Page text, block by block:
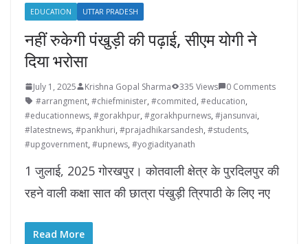
EDUCATION UTTAR PRADESH
नहीं रुकेगी पंखुड़ी की पढ़ाई, सीएम योगी ने
दिया भरोसा
July 1, 2025 Krishna Gopal Sharma 335 Views
0 Comments
#arrangment, #chiefminister, #commited, #education,
#educationnews, #gorakhpur, #gorakhpurnews, #jansunvai,
#latestnews, #pankhuri, #prajadhikarsandesh, #students,
#upgovernment, #upnews, #yogiadityanath
1 जुलाई, 2025 गोरखपुर। कोतवाली क्षेत्र के पुरदिलपुर की
रहने वाली कक्षा सात की छात्रा पंखुड़ी त्रिपाठी के लिए नए
Read More